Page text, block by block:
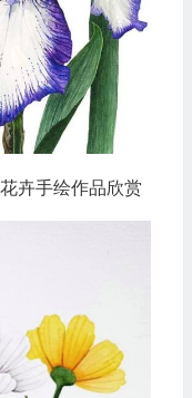
卉手绘作品欣赏